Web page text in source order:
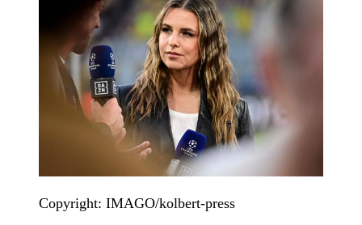
Copyright: IMAGO/kolbert-press